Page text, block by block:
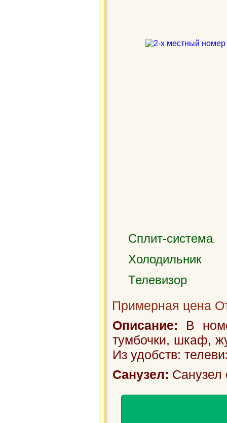
Сплит-система
Холодильник
Телевизор
Примерная цена
Описание: В
тумбочки, шкаф,
Из удобств:
Санузел: